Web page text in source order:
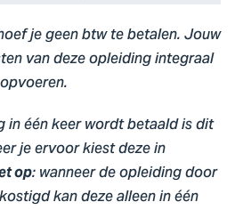
je geen btw te betalen. Jouw
van deze opleiding integraal
in één keer wordt betaald is dit
je ervoor kiest deze in
op: wanneer de opleiding door
kan deze alleen in één